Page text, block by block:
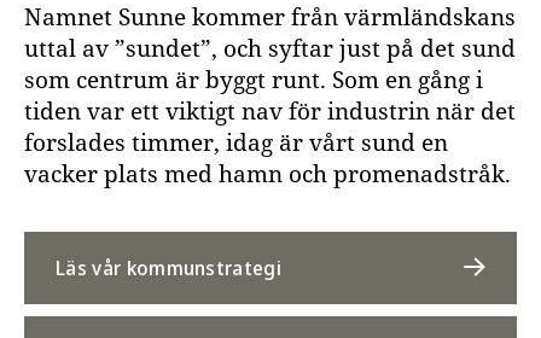
Namnet Sunne kommer från värmländskans
uttal av ”sundet”, och syftar just på det sund
som centrum är byggt runt. Som en gång i
tiden var ett viktigt nav för industrin när det
forslades timmer, idag är vårt sund en
vacker plats med hamn och promenadstråk.
Läs vår kommunstrategi